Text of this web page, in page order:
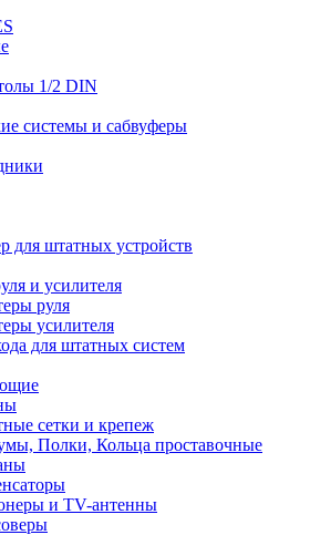
1/2 DIN
системы и сабвуферы
для штатных устройств
и усилителя
руля
усилителя
для штатных систем
сетки и крепеж
Полки, Кольца проставочные
и TV-антенны